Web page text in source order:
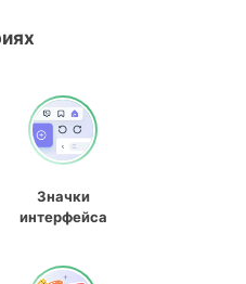
Значки
интерфейса